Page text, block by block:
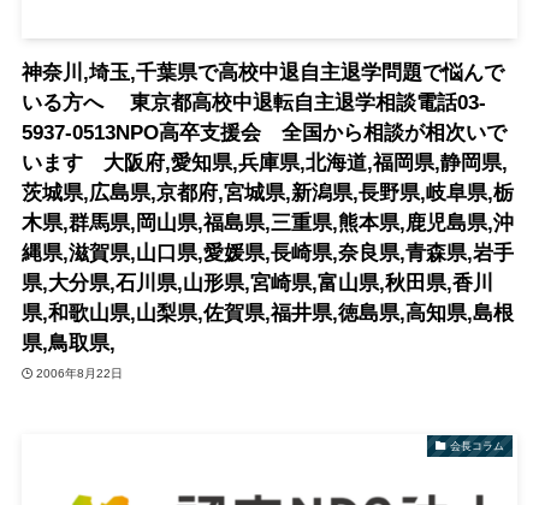
神奈川,埼玉,千葉県で高校中退自主退学問題で悩んで
いる方へ 東京都高校中退転自主退学相談電話03-
5937-0513NPO高卒支援会 全国から相談が相次いで
います 大阪府,愛知県,兵庫県,北海道,福岡県,静岡県,
茨城県,広島県,京都府,宮城県,新潟県,長野県,岐阜県,栃
木県,群馬県,岡山県,福島県,三重県,熊本県,鹿児島県,沖
縄県,滋賀県,山口県,愛媛県,長崎県,奈良県,青森県,岩手
県,大分県,石川県,山形県,宮崎県,富山県,秋田県,香川
県,和歌山県,山梨県,佐賀県,福井県,徳島県,高知県,島根
県,鳥取県,
2006年8月22日
会長コラム